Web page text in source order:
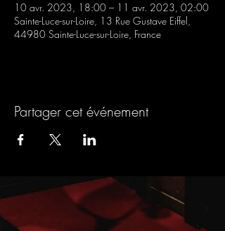
10 avr. 2023, 18:00 – 11 avr. 2023, 02:00
Sainte-Luce-sur-Loire, 13 Rue Gustave Eiffel,
44980 Sainte-Luce-sur-Loire, France
Partager cet événement